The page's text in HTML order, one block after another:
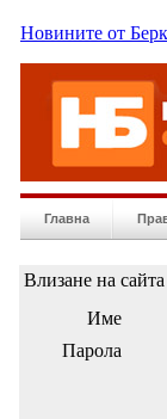
Новините от
Главна
Влизане на сайта
Име
Парола